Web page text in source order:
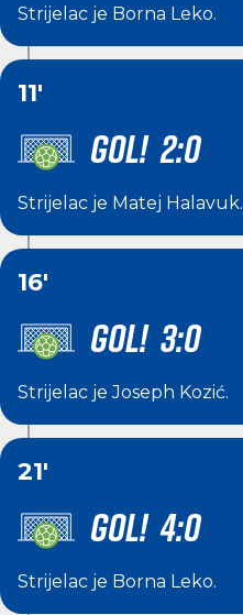
Strijelac je Borna Leko.
11'
GOL! 2:0
Strijelac je Matej Halavuk.
16'
GOL! 3:0
Strijelac jeJoseph Kozić.
21'
GOL! 4:0
Strijelac je Borna Leko.